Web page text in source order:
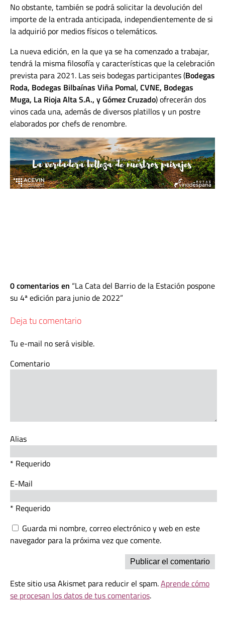
No obstante, también se podrá solicitar la devolución del
importe de la entrada anticipada, independientemente de si
la adquirió por medios físicos o telemáticos.
La nueva edición, en la que ya se ha comenzado a trabajar,
tendrá la misma filosofía y características que la celebración
prevista para 2021. Las seis bodegas participantes (Bodegas
Roda, Bodegas Bilbaínas Viña Pomal, CVNE, Bodegas
Muga, La Rioja Alta S.A., y Gómez Cruzado) ofrecerán dos
vinos cada una, además de diversos platillos y un postre
elaborados por chefs de renombre.
0 comentarios en La Cata del Barrio de la Estación pospone
su 4ª edición para junio de 2022
Deja tu comentario
Tu e-mail no será visible.
Comentario
Alias
* Requerido
E-Mail
* Requerido
Guarda mi nombre, correo electrónico y web en este
navegador para la próxima vez que comente.
Este sitio usa Akismet para reducir el spam.Aprende cómo
se procesan los datos de tus comentarios.